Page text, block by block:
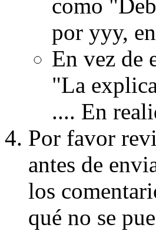
como
por yyy,
En vez de
"La
.... En
Por favor
antes de
los
qué no se